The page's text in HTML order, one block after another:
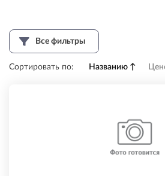
Все фильтры
Сортировать по: Названию ↑